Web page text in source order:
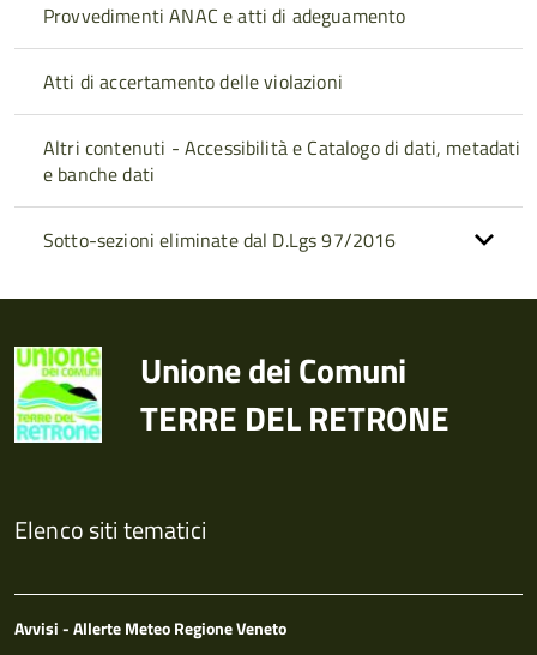
Provvedimenti ANAC e atti di adeguamento
Atti di accertamento delle violazioni
Altri contenuti - Accessibilità e Catalogo di dati, metadati
e banche dati
Sotto-sezioni eliminate dal D.Lgs 97/2016
Unione dei Comuni
TERRE DEL RETRONE
Elenco siti tematici
Avvisi - Allerte Meteo Regione Veneto